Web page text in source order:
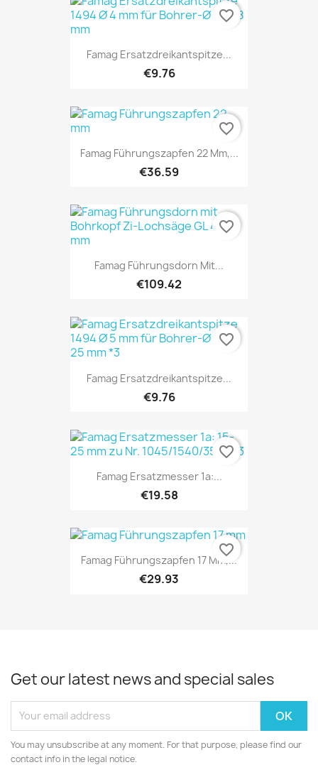
Famag Ersatzdreikantspitze...
€9.76
favorite_border
Famag Führungszapfen 22 Mm,...
€36.59
favorite_border
Famag Führungsdorn Mit...
€109.42
favorite_border
Famag Ersatzdreikantspitze...
€9.76
favorite_border
Famag Ersatzmesser 1a:...
€19.58
favorite_border
Famag Führungszapfen 17 Mm,...
€29.93
favorite_border
Get our latest news and special sales
You may unsubscribe at any moment. For that purpose, please find our
contact info in the legal notice.